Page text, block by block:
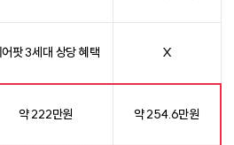
팟 3세대 상당 혜택 X
약 222만원 약 254.6만원